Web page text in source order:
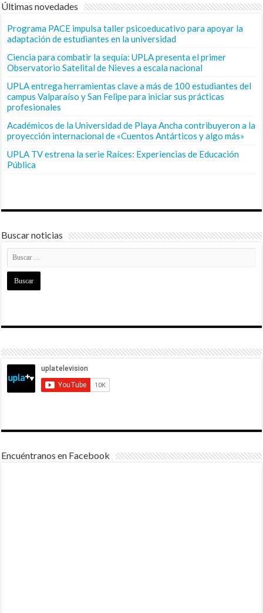
Últimas novedades
Programa PACE impulsa taller psicoeducativo para apoyar la
adaptación de estudiantes en la universidad
Ciencia para combatir la sequía: UPLA presenta el primer
Observatorio Satelital de Nieves a escala nacional
UPLA entrega herramientas clave a más de 100 estudiantes del
campus Valparaíso y San Felipe para iniciar sus prácticas
profesionales
Académicos de la Universidad de Playa Ancha contribuyeron a la
proyección internacional de «Cuentos Antárticos y algo más»
UPLA TV estrena la serie Raíces: Experiencias de Educación
Pública
Buscar noticias
Encuéntranos en Facebook